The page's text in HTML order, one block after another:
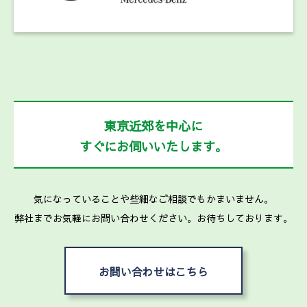
東京近郊を中心に
すぐにお伺いいたします。
気になっていることや些細なご相談でもかまいません。
弊社までお気軽にお問い合わせください。お待ちしております。
お問い合わせはこちら